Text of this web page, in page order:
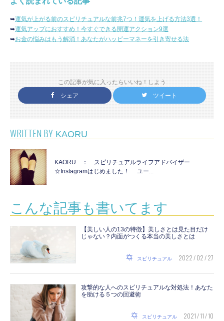
➥運気が上がる前のスピリチュアルな前兆7つ！運気を上げる方法3選！
➥運気アップにおすすめ！今すぐできる開運アクション9選
➥お金の悩みはもう解消！あなたがハッピーマネーを引き寄せる法
この記事が気に入ったらいいね！しよう
シェア
ツイート
WRITTEN BY KAORU
KAORU ： スピリチュアルライフアドバイザー
☆Instagramはじめました！ ユー...
こんな記事も書いてます
【美しい人の13の特徴】美しさとは見た目だけ
じゃない？内面がつくる本当の美しさとは
スピリチュアル 2022 / 02 / 27
攻撃的な人へのスピリチュアルな対処法！あなた
を助ける５つの回避術
スピリチュアル 2021 / 11 / 10